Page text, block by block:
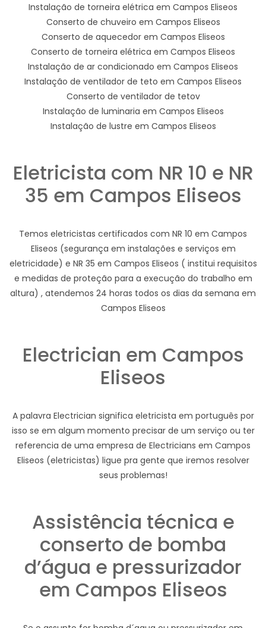
Instalação de torneira elétrica em Campos Eliseos
Conserto de chuveiro em Campos Eliseos
Conserto de aquecedor em Campos Eliseos
Conserto de torneira elétrica em Campos Eliseos
Instalação de ar condicionado em Campos Eliseos
Instalação de ventilador de teto em Campos Eliseos
Conserto de ventilador de tetov
Instalação de luminaria em Campos Eliseos
Instalação de lustre em Campos Eliseos
Eletricista com NR 10 e NR
35 em Campos Eliseos
Temos eletricistas certificados com NR 10 em Campos
Eliseos (segurança em instalações e serviços em
eletricidade) e NR 35 em Campos Eliseos ( institui requisitos
e medidas de proteção para a execução do trabalho em
altura) , atendemos 24 horas todos os dias da semana em
Campos Eliseos
Electrician em Campos
Eliseos
A palavra Electrician significa eletricista em português por
isso se em algum momento precisar de um serviço ou ter
referencia de uma empresa de Electricians em Campos
Eliseos (eletricistas) ligue pra gente que iremos resolver
seus problemas!
Assistência técnica e
conserto de bomba
d’água e pressurizador
em Campos Eliseos